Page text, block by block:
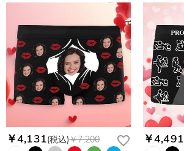
￥4,131(税込)￥7,200 ￥4,491